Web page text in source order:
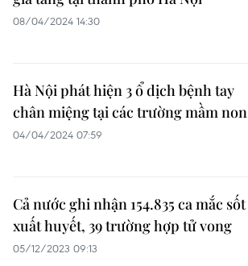
08/04/2024 14:30
Hà Nội phát hiện 3 ổ dịch bệnh tay
chân miệng tại các trường mầm non
04/04/2024 07:59
Cả nước ghi nhận 154.835 ca mắc sốt
xuất huyết, 39 trường hợp tử vong
05/12/2023 09:13